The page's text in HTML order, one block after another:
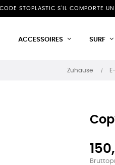
STOPLASTIC S'IL COMPORTE
ACCESSOIRES SURF
Zuhause